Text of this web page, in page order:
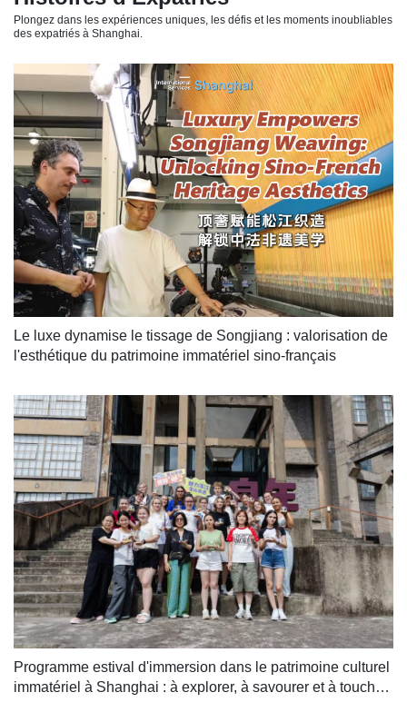
Plongez dans les expériences uniques, les défis et les moments inoubliables
des expatriés à Shanghai.
Le luxe dynamise le tissage de Songjiang : valorisation de
l'esthétique du patrimoine immatériel sino-français
Programme estival d'immersion dans le patrimoine culturel
immatériel à Shanghai : à explorer, à savourer et à toucher